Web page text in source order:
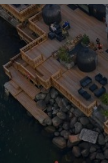
Vesilennuki tn 8,
Kalamaja &
01.01–31.12
ti – to
la 11:00–17:00
su 11:00–20:00
Lue lisää
+372 55619442